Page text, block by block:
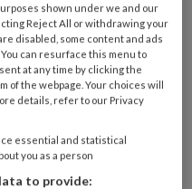
Podopostnovember
Deel dit artikel
gelnagel
shown under we and our
Reject All or withdrawing your
disabled, some content and ads
can resurface this menu to
at any time by clicking the
of the webpage. Your choices will
details, refer to our Privacy
essential and statistical
you as a person
to provide: